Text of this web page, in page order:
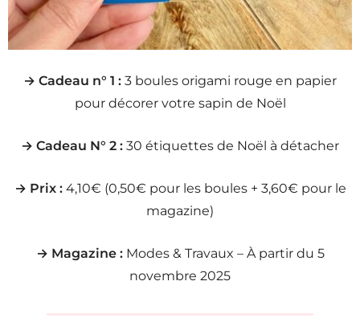
→ Cadeau n° 1 : 3 boules origami rouge en papier
pour décorer votre sapin de Noël
→ Cadeau N° 2 : 30 étiquettes de Noël à détacher
→ Prix :4,10€ (0,50€ pour les boules + 3,60€ pour le
magazine)
→ Magazine :Modes & Travaux – À partir du 5
novembre 2025